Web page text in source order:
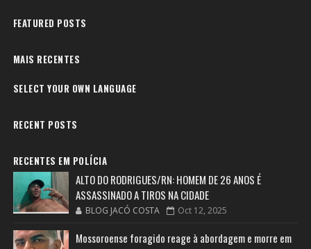
FEATURED POSTS
MAIS RECENTES
SELECT YOUR OWN LANGUAGE
RECENT POSTS
RECENTES EM POLÍCIA
ALTO DO RODRIGUES/RN: HOMEM DE 26 ANOS É
ASSASSINADO A TIROS NA CIDADE
BLOG JACÓ COSTA Oct 12, 2025
Mossoroense foragido reage à abordagem e morre em